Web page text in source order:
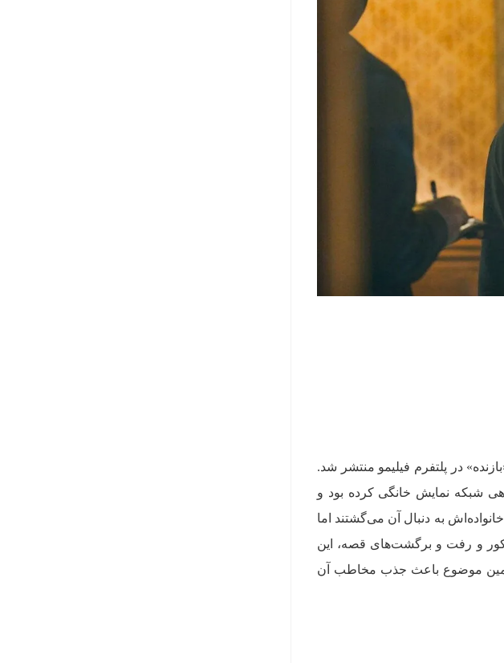
«بازنده» در پلتفرم فیلیمو منتشر شد.
شبکه نمایش خانگی کرده بود و
به دنبال آن می‌گشتند اما
دکور و رفت و برگشت‌های قصه، این
همین موضوع باعث جذب مخاطب آن